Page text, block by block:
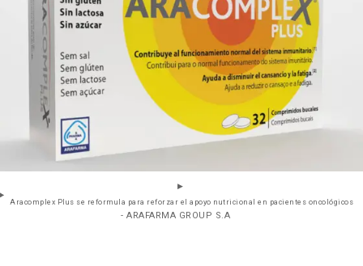
Aracomplex Plus se reformula para reforzar el apoyo nutricional en pacientes oncológicos
- ARAFARMA GROUP S.A